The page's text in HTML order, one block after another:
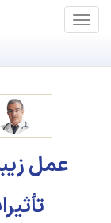
عمل